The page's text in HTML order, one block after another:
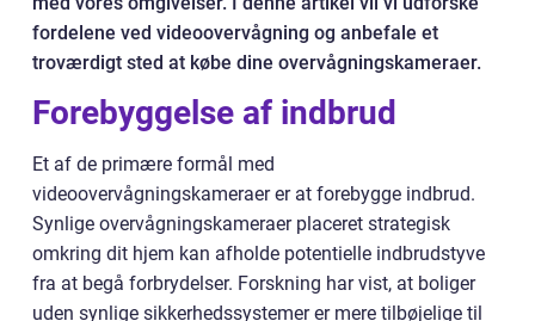
fordelene ved videoovervågning og anbefale et
troværdigt sted at købe dine overvågningskameraer.
Forebyggelse af indbrud
Et af de primære formål med
videoovervågningskameraer er at forebygge indbrud.
Synlige overvågningskameraer placeret strategisk
omkring dit hjem kan afholde potentielle indbrudstyve
fra at begå forbrydelser. Forskning har vist, at boliger
uden synlige sikkerhedssystemer er mere tilbøjelige til